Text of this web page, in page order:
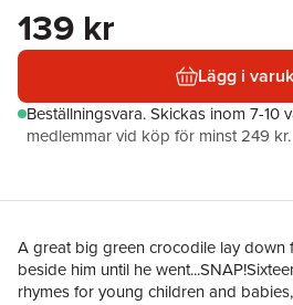
139 kr
Lägg i
Beställningsvara.Skickas inom 7-10
medlemmar vid köp för minst 249 kr.
A great big green crocodile lay down
beside him until he
rhymes for young children and